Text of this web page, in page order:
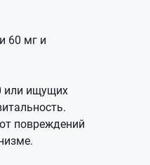
60 мг и
или ищущих
повреждений